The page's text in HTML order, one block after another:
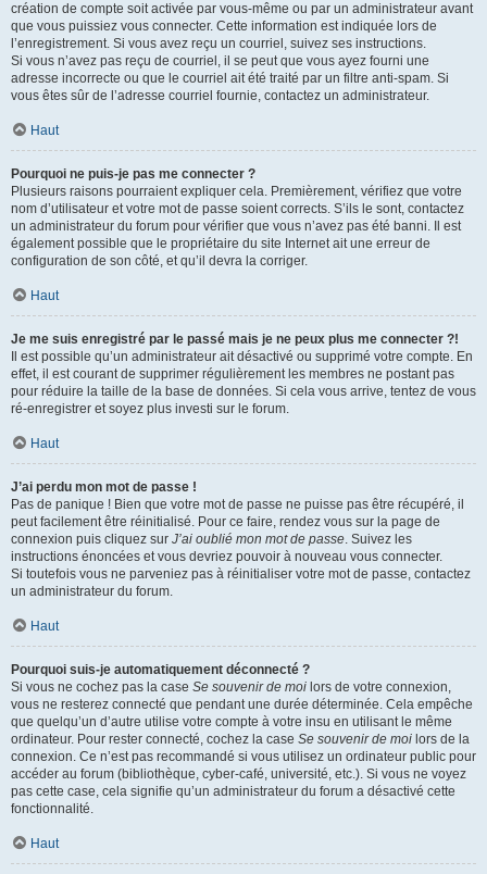
création de compte soit activée par vous-même ou par un administrateur avant
que vous puissiez vous connecter. Cette information est indiquée lors de
l’enregistrement. Si vous avez reçu un courriel, suivez ses instructions.
Si vous n’avez pas reçu de courriel, il se peut que vous ayez fourni une
adresse incorrecte ou que le courriel ait été traité par un filtre anti-spam. Si
vous êtes sûr de l’adresse courriel fournie, contactez un administrateur.
Haut
Pourquoi ne puis-je pas me connecter ?
Plusieurs raisons pourraient expliquer cela. Premièrement, vérifiez que votre
nom d’utilisateur et votre mot de passe soient corrects. S’ils le sont, contactez
un administrateur du forum pour vérifier que vous n’avez pas été banni. Il est
également possible que le propriétaire du site Internet ait une erreur de
configuration de son côté, et qu’il devra la corriger.
Haut
Je me suis enregistré par le passé mais je ne peux plus me connecter ?!
Il est possible qu’un administrateur ait désactivé ou supprimé votre compte. En
effet, il est courant de supprimer régulièrement les membres ne postant pas
pour réduire la taille de la base de données. Si cela vous arrive, tentez de vous
ré-enregistrer et soyez plus investi sur le forum.
Haut
J’ai perdu mon mot de passe !
Pas de panique ! Bien que votre mot de passe ne puisse pas être récupéré, il
peut facilement être réinitialisé. Pour ce faire, rendez vous sur la page de
connexion puis cliquez sur J’ai oublié mon mot de passe. Suivez les
instructions énoncées et vous devriez pouvoir à nouveau vous connecter.
Si toutefois vous ne parveniez pas à réinitialiser votre mot de passe, contactez
un administrateur du forum.
Haut
Pourquoi suis-je automatiquement déconnecté ?
Si vous ne cochez pas la case Se souvenir de moi lors de votre connexion,
vous ne resterez connecté que pendant une durée déterminée. Cela empêche
que quelqu’un d’autre utilise votre compte à votre insu en utilisant le même
ordinateur. Pour rester connecté, cochez la case Se souvenir de moi lors de la
connexion. Ce n’est pas recommandé si vous utilisez un ordinateur public pour
accéder au forum (bibliothèque, cyber-café, université, etc.). Si vous ne voyez
pas cette case, cela signifie qu’un administrateur du forum a désactivé cette
fonctionnalité.
Haut